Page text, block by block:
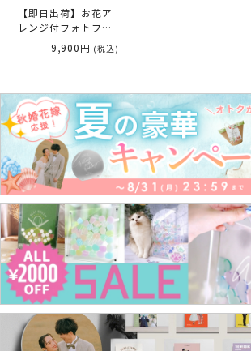
【即日出荷】お花ア
レンジ付フォトフレ
ーム｜両親へのプレ
9,900円 (税込)